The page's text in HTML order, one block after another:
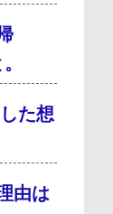
た想
由は